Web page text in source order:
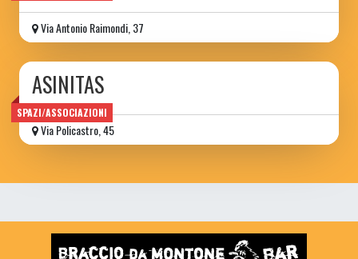
Via Antonio Raimondi, 37
SPAZI/ASSOCIAZIONI
ASINITAS
Via Policastro, 45